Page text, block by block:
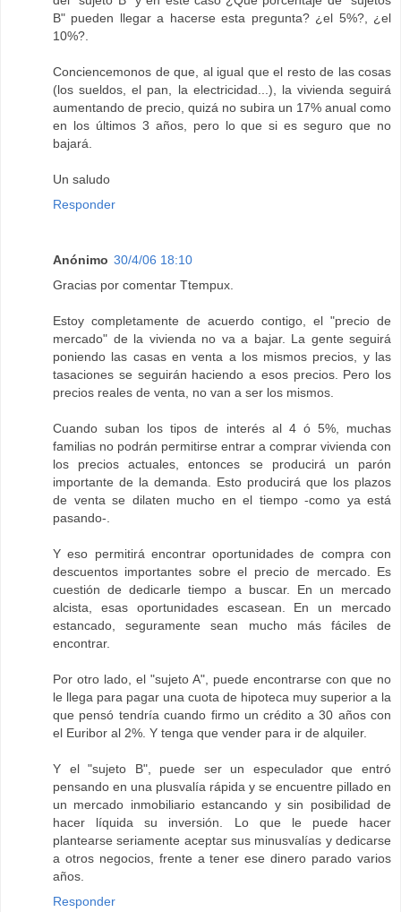
B" pueden llegar a hacerse esta pregunta? ¿el 5%?, ¿el
10%?.
Conciencemonos de que, al igual que el resto de las cosas
(los sueldos, el pan, la electricidad...), la vivienda seguirá
aumentando de precio, quizá no subira un 17% anual como
en los últimos 3 años, pero lo que si es seguro que no
bajará.
Un saludo
Responder
Anónimo 30/4/06 18:10
Gracias por comentar Ttempux.
Estoy completamente de acuerdo contigo, el "precio de
mercado" de la vivienda no va a bajar. La gente seguirá
poniendo las casas en venta a los mismos precios, y las
tasaciones se seguirán haciendo a esos precios. Pero los
precios reales de venta, no van a ser los mismos.
Cuando suban los tipos de interés al 4 ó 5%, muchas
familias no podrán permitirse entrar a comprar vivienda con
los precios actuales, entonces se producirá un parón
importante de la demanda. Esto producirá que los plazos
de venta se dilaten mucho en el tiempo -como ya está
pasando-.
Y eso permitirá encontrar oportunidades de compra con
descuentos importantes sobre el precio de mercado. Es
cuestión de dedicarle tiempo a buscar. En un mercado
alcista, esas oportunidades escasean. En un mercado
estancado, seguramente sean mucho más fáciles de
encontrar.
Por otro lado, el "sujeto A", puede encontrarse con que no
le llega para pagar una cuota de hipoteca muy superior a la
que pensó tendría cuando firmo un crédito a 30 años con
el Euribor al 2%. Y tenga que vender para ir de alquiler.
Y el "sujeto B", puede ser un especulador que entró
pensando en una plusvalía rápida y se encuentre pillado en
un mercado inmobiliario estancando y sin posibilidad de
hacer líquida su inversión. Lo que le puede hacer
plantearse seriamente aceptar sus minusvalías y dedicarse
a otros negocios, frente a tener ese dinero parado varios
años.
Responder